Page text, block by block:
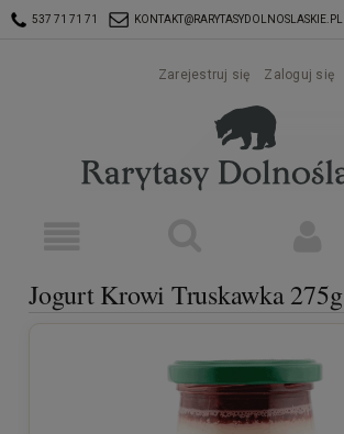
537 71 71 71 KONTAKT@RARYTASYDOLNOSLASKIE.PL
Zarejestruj się Zaloguj się
Jogurt Krowi Truskawka 275g